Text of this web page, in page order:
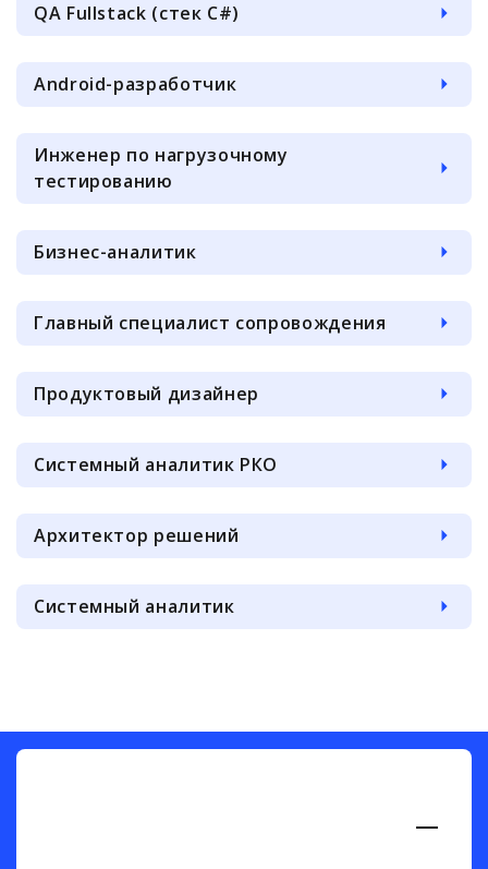
QA Fullstack (стек C#)
Android-разработчик
Инженер по нагрузочному
тестированию
Бизнес-аналитик
Главный специалист сопровождения
Продуктовый дизайнер
Системный аналитик РКО
Архитектор решений
Системный аналитик